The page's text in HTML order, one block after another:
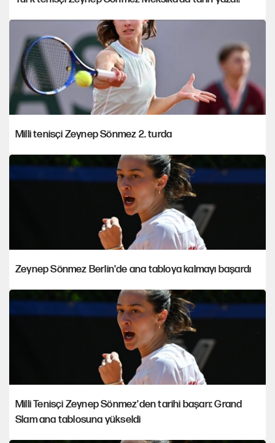
Milli tenisçi Zeynep Sönmez 2. turda
Zeynep Sönmez Berlin'de ana tabloya kalmayı başardı
Milli Tenisçi Zeynep Sönmez'den tarihi başarı: Grand
Slam ana tablosuna yükseldi